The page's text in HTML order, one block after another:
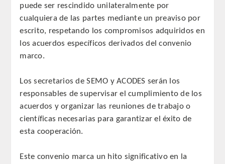
HISTÓRICO DE ACADÉMICOS
Correspondientes Extranjeros
ACTIVIDADES
puede ser rescindido unilateralmente por
cualquiera de las partes mediante un preaviso por
escrito, respetando los compromisos adquiridos en
los acuerdos específicos derivados del convenio
marco.
Los secretarios de SEMO y ACODES serán los
responsables de supervisar el cumplimiento de los
acuerdos y organizar las reuniones de trabajo o
científicas necesarias para garantizar el éxito de
esta cooperación.
Este convenio marca un hito significativo en la